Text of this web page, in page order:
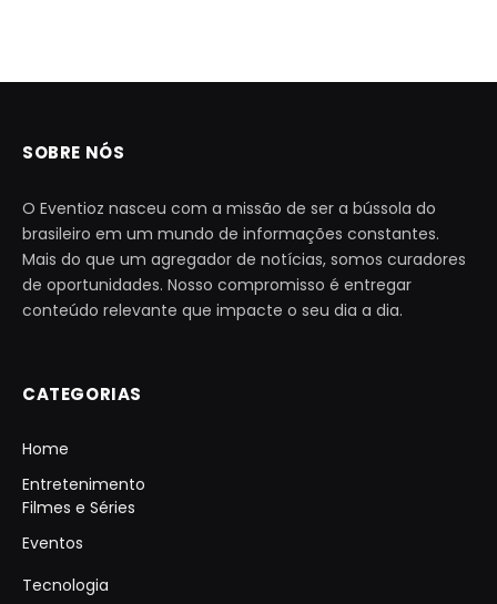
SOBRE NÓS
O Eventioz nasceu com a missão de ser a bússola do
brasileiro em um mundo de informações constantes.
Mais do que um agregador de notícias, somos curadores
de oportunidades. Nosso compromisso é entregar
conteúdo relevante que impacte o seu dia a dia.
CATEGORIAS
Home
Entretenimento
Filmes e Séries
Eventos
Tecnologia